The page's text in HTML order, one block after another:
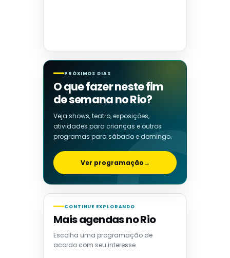
PRÓXIMOS DIAS
O que fazer neste fim
de semana no Rio?
Veja shows, teatro, exposições,
atividades para crianças e outros
programas para sábado e domingo.
Ver programação→
CONTINUE EXPLORANDO
Mais agendas no Rio
Escolha uma programação de
acordo com seu interesse.